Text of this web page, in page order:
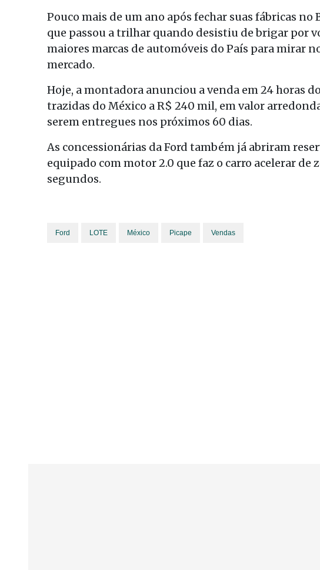
Pouco mais de um ano após fechar suas fábricas no
que passou a trilhar quando desistiu de brigar por
maiores marcas de automóveis do País para mirar
mercado.
Hoje, a montadora anunciou a venda em 24 horas
trazidas do México a R$ 240 mil, em valor
serem entregues nos próximos 60 dias.
As concessionárias da Ford também já abriram
equipado com motor 2.0 que faz o carro acelerar de
segundos.
Ford LOTE México Picape Vendas